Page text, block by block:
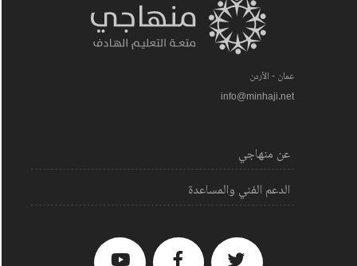
عمان - الأردن
info@minhaji.net
عن منهاجي
الدعم الفني والمساعدة